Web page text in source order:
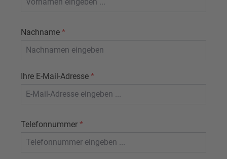
Nachname *
Ihre E-Mail-Adresse *
Telefonnummer *